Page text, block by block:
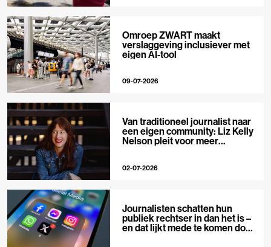
Omroep ZWART maakt
verslaggeving inclusiever met
eigen AI-tool
09-07-2026
Van traditioneel journalist naar
een eigen community: Liz Kelly
Nelson pleit voor meer
02-07-2026
Journalisten schatten hun
publiek rechtser in dan het is –
en dat lijkt mede te komen door